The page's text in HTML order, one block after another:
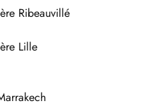
Ribeauvillé
Lille